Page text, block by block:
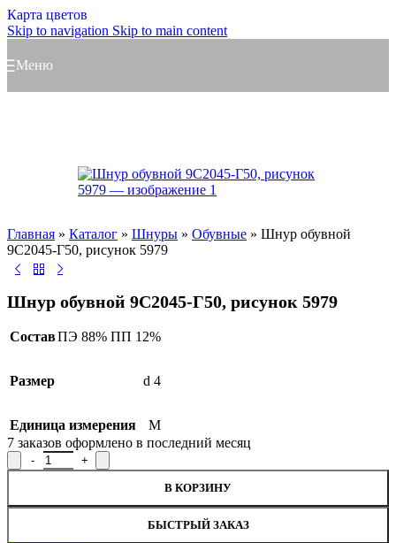
Карта цветов
Skip to navigation Skip to main content
Меню
Главная » Каталог » Шнуры » Обувные » Шнур обувной
9С2045-Г50, рисунок 5979
Шнур обувной 9С2045-Г50, рисунок 5979
СоставПЭ 88% ПП 12%
Размер d 4
Единица измерения
М
7 заказов оформлено в последний месяц
Количество товара Шнур обувной 9С2045-Г50, рисунок 5979
В КОРЗИНУ
БЫСТРЫЙ ЗАКАЗ